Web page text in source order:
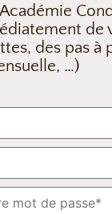
de
des pas à
…)